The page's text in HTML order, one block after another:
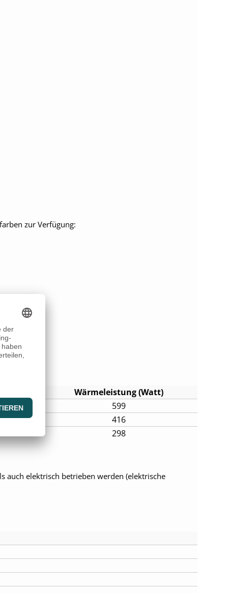
zur Verfügung:
Wärmeleistung (Watt)
599
416
298
auch elektrisch betrieben werden (elektrische